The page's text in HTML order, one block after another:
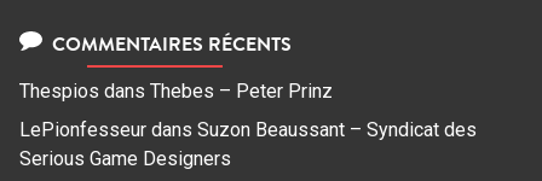
COMMENTAIRES RÉCENTS
Thespios dans Thebes – Peter Prinz
LePionfesseur dans Suzon Beaussant – Syndicat des
Serious Game Designers